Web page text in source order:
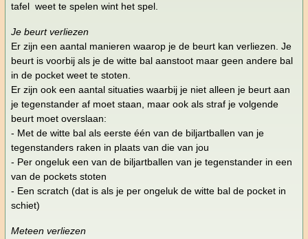
tafel weet te spelen wint het spel.
Je beurt verliezen
Er zijn een aantal manieren waarop je de beurt kan verliezen. Je
beurt is voorbij als je de witte bal aanstoot maar geen andere bal
in de pocket weet te stoten.
Er zijn ook een aantal situaties waarbij je niet alleen je beurt aan
je tegenstander af moet staan, maar ook als straf je volgende
beurt moet overslaan:
- Met de witte bal als eerste één van de biljartballen van je
tegenstanders raken in plaats van die van jou
- Per ongeluk een van de biljartballen van je tegenstander in een
van de pockets stoten
- Een scratch (dat is als je per ongeluk de witte bal de pocket in
schiet)
Meteen verliezen